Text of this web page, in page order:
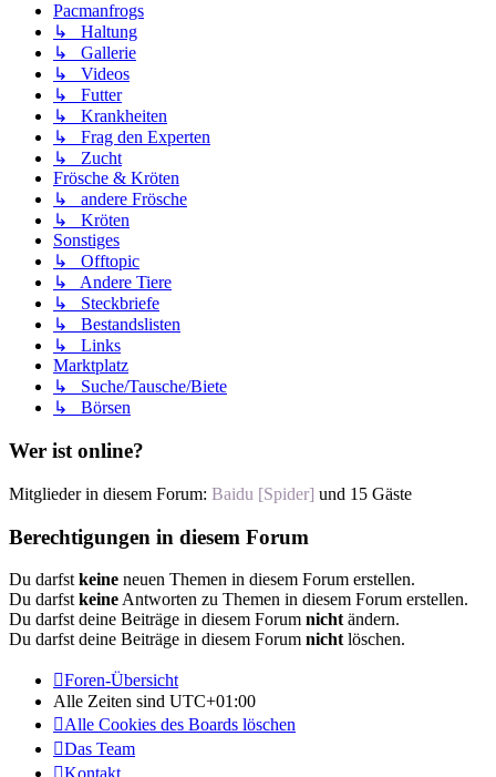
Pacmanfrogs
↳ Haltung
↳ Gallerie
↳ Videos
↳ Futter
↳ Krankheiten
↳ Frag den Experten
↳ Zucht
Frösche & Kröten
↳ andere Frösche
↳ Kröten
Sonstiges
↳ Offtopic
↳ Andere Tiere
↳ Steckbriefe
↳ Bestandslisten
↳ Links
Marktplatz
↳ Suche/Tausche/Biete
↳ Börsen
Wer ist online?
Mitglieder in diesem Forum: Baidu [Spider] und 15 Gäste
Berechtigungen in diesem Forum
Du darfst keine neuen Themen in diesem Forum erstellen.
Du darfst keine Antworten zu Themen in diesem Forum erstellen.
Du darfst deine Beiträge in diesem Forum nicht ändern.
Du darfst deine Beiträge in diesem Forum nicht löschen.
Foren-Übersicht
Alle Zeiten sind UTC+01:00
Alle Cookies des Boards löschen
Das Team